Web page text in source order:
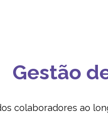
Gestão
colaboradores ao